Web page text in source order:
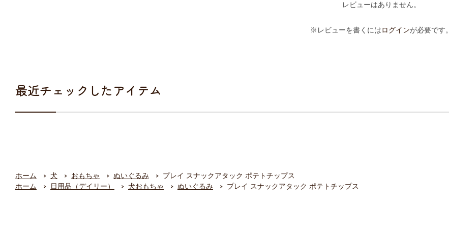
レビューはありません。
※レビューを書くにはログインが必要です。
最近チェックしたアイテム
ホーム 犬 おもちゃ ぬいぐるみ
プレイ スナックアタック ポテトチップス
ホーム
日用品（デイリー） 犬おもちゃ ぬいぐるみ プレイ スナックアタック ポテトチップス